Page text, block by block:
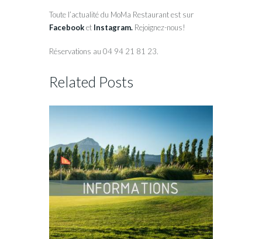
Toute l’actualité du MoMa Restaurant est sur
Facebooket Instagram. Rejoignez-nous!
Réservations au 04 94 21 81 23.
Related Posts